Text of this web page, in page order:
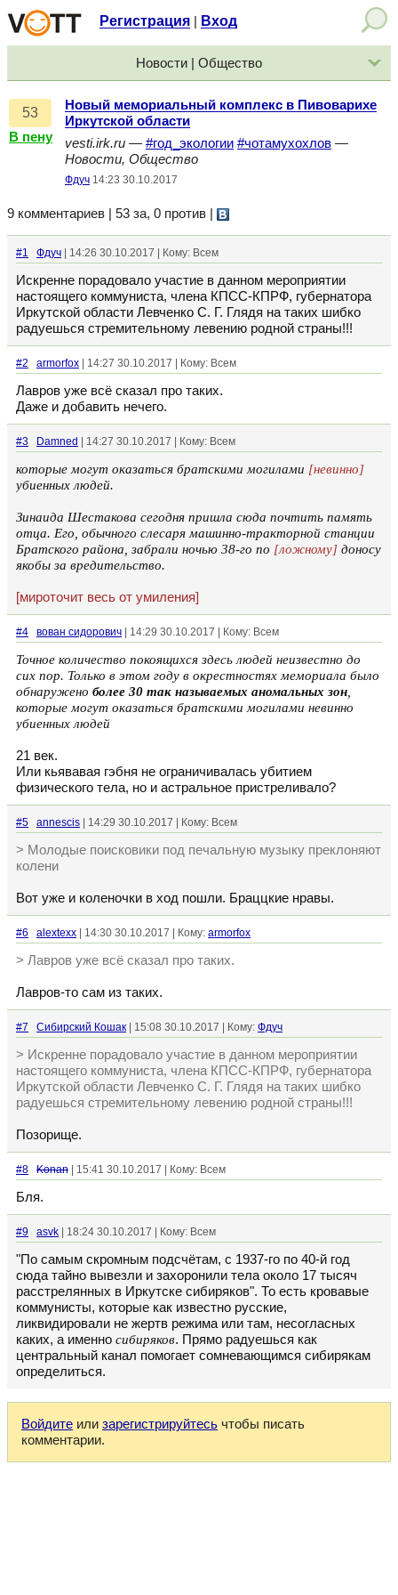
Регистрация Вход
Новости | Общество
53
В пену
Новый мемориальный комплекс в Пивоварихе
Иркутской области
vesti.irk.ru — #год_экологии #чотамухохлов —
Новости, Общество
Фдуч 14:23 30.10.2017
9 комментариев | 53 за, 0 против
#1 Фдуч | 14:26 30.10.2017 | Кому: Всем
Искренне порадовало участие в данном мероприятии
настоящего коммуниста, члена КПСС-КПРФ, губернатора
Иркутской области Левченко С. Г. Глядя на таких шибко
радуешься стремительному левению родной страны!!!
#2 armorfox | 14:27 30.10.2017 | Кому: Всем
Лавров уже всё сказал про таких.
Даже и добавить нечего.
#3 Damned | 14:27 30.10.2017 | Кому: Всем
которые могут оказаться братскими могилами [невинно]
убиенных людей.
Зинаида Шестакова сегодня пришла сюда почтить память
отца. Его, обычного слесаря машинно-тракторной станции
Братского района, забрали ночью 38-го по [ложному] доносу
якобы за вредительство.
[мироточит весь от умиления]
#4 вован сидорович | 14:29 30.10.2017 | Кому: Всем
Точное количество покоящихся здесь людей неизвестно до
сих пор. Только в этом году в окрестностях мемориала было
обнаружено более 30 так называемых аномальных зон
которые могут оказаться братскими могилами невинно
убиенных людей
21 век.
Или кьявавая гэбня не ограничивалась убитием
физического тела, но и астральное пристреливало?
#5 annescis | 14:29 30.10.2017 | Кому: Всем
> Молодые поисковики под печальную музыку преклоняют
колени
Вот уже и коленочки в ход пошли. Браццкие нравы.
#6 alextexx | 14:30 30.10.2017 | Кому: armorfox
> Лавров уже всё сказал про таких.
Лавров-то сам из таких.
#7 Сибирский Кошак | 15:08 30.10.2017 | Кому: Фдуч
> Искренне порадовало участие в данном мероприятии
настоящего коммуниста, члена КПСС-КПРФ, губернатора
Иркутской области Левченко С. Г. Глядя на таких шибко
радуешься стремительному левению родной страны!!!
Позорище.
#8 Konan | 15:41 30.10.2017 | Кому: Всем
Бля.
#9 asvk | 18:24 30.10.2017 | Кому: Всем
"По самым скромным подсчётам, с 1937-го по 40-й год
сюда тайно вывезли и захоронили тела около 17 тысяч
расстрелянных в Иркутске сибиряков". То есть кровавые
коммунисты, которые как известно русские,
ликвидировали не жертв режима или там, несогласных
каких, а именно сибиряков. Прямо радуешься как
центральный канал помогает сомневающимся сибирякам
определиться.
Войдите или зарегистрируйтесь чтобы писать
комментарии.